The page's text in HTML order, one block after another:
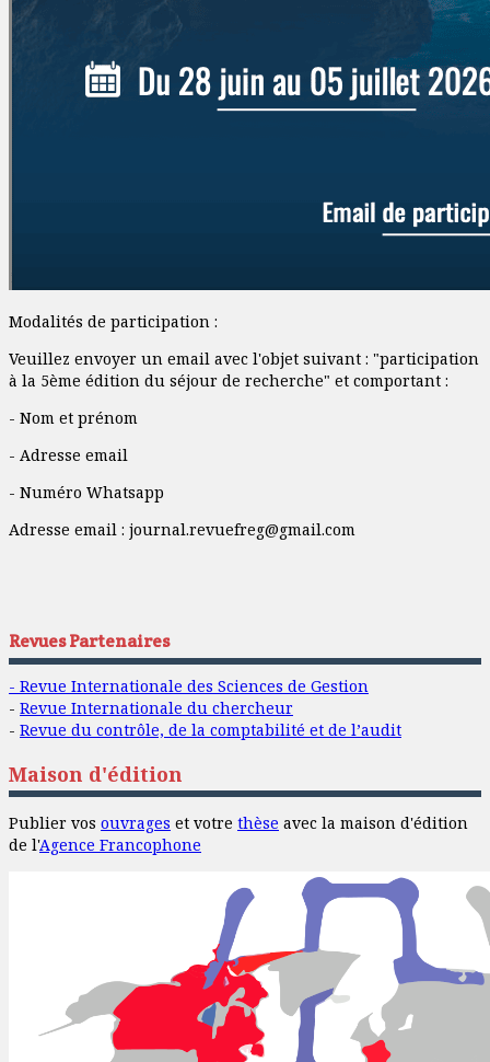
Modalités de participation :
Veuillez envoyer un email avec l'objet suivant : "participation
à la 5ème édition du séjour de recherche" et comportant :
- Nom et prénom
- Adresse email
- Numéro Whatsapp
Adresse email : journal.revuefreg@gmail.com
Revues Partenaires
- Revue Internationale des Sciences de Gestion
- Revue Internationale du chercheur
- Revue du contrôle, de la comptabilité et de l’audit
Maison d'édition
Publier vos ouvrages et votre thèse avec la maison d'édition
de l'Agence Francophone